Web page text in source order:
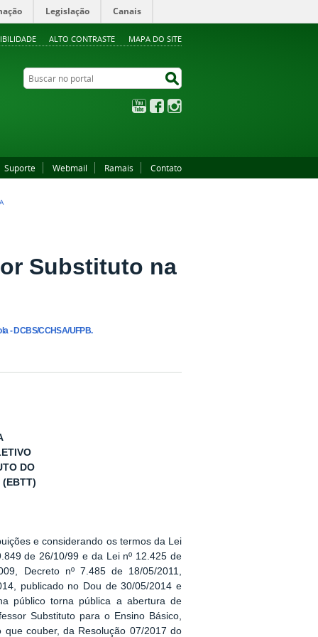
ALTO CONTRASTE MAPA DO SITE
Legislação Canais
Buscar no portal
YouTubeFacebook
Suporte Webmail Ramais Contato
Substituto na
- DCBS/CCHSA/UFPB.
DO
(EBTT)
e considerando os termos da Lei
de 26/10/99 e da Lei nº 12.425 de
Decreto nº 7.485 de 18/05/2011,
publicado no Dou de 30/05/2014 e
público torna pública a abertura de
Substituto para o Ensino Básico,
couber, da Resolução 07/2017 do